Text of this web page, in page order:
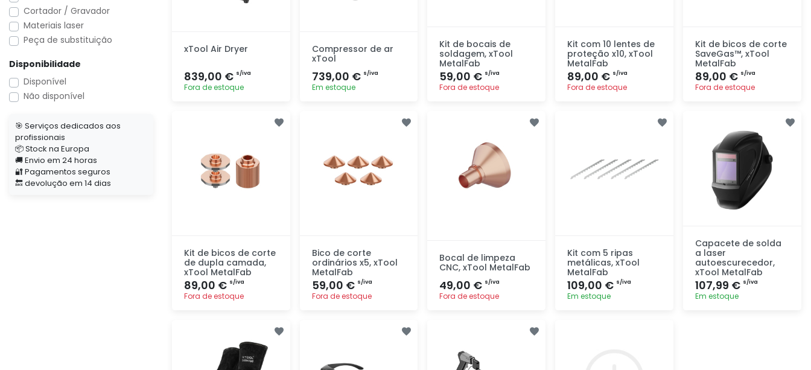
Cortador / Gravador
Materiais laser
Peça de substituição
Disponibilidade
Disponível
Não disponível
🎯 Serviços dedicados aos
profissionais
📦 Stock na Europa
🚚 Envio em 24 horas
🔐 Pagamentos seguros
🔙 devolução em 14 dias
xTool Air Dryer
839,00 € s/iva
Fora de estoque
Compressor de ar
xTool
739,00 € s/iva
Em estoque
Kit de bocais de
soldagem, xTool
MetalFab
59,00 € s/iva
Fora de estoque
Kit com 10 lentes de
proteção x10, xTool
MetalFab
89,00 € s/iva
Fora de estoque
Kit de bicos de corte
SaveGas™, xTool
MetalFab
89,00 € s/iva
Fora de estoque
Kit de bicos de corte
de dupla camada,
xTool MetalFab
89,00 € s/iva
Fora de estoque
Bico de corte
ordinários x5, xTool
MetalFab
59,00 € s/iva
Fora de estoque
Bocal de limpeza
CNC, xTool MetalFab
49,00 € s/iva
Fora de estoque
Kit com 5 ripas
metálicas, xTool
MetalFab
109,00 € s/iva
Em estoque
Capacete de solda
a laser
autoescurecedor,
xTool MetalFab
107,99 € s/iva
Em estoque